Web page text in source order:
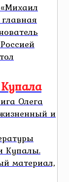
Олега
и
Купалы.
материал,